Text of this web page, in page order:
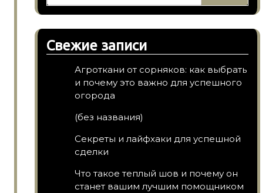
Свежие записи
Агроткани от сорняков: как выбрать
и почему это важно для успешного
огорода
(без названия)
Секреты и лайфхаки для успешной
сделки
Что такое теплый шов и почему он
станет вашим лучшим помощником